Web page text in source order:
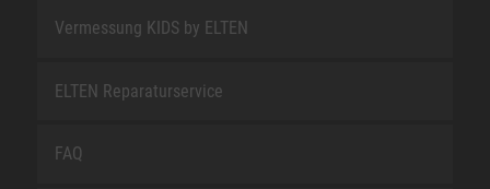
Vermessung KIDS by ELTEN
ELTEN Reparaturservice
FAQ